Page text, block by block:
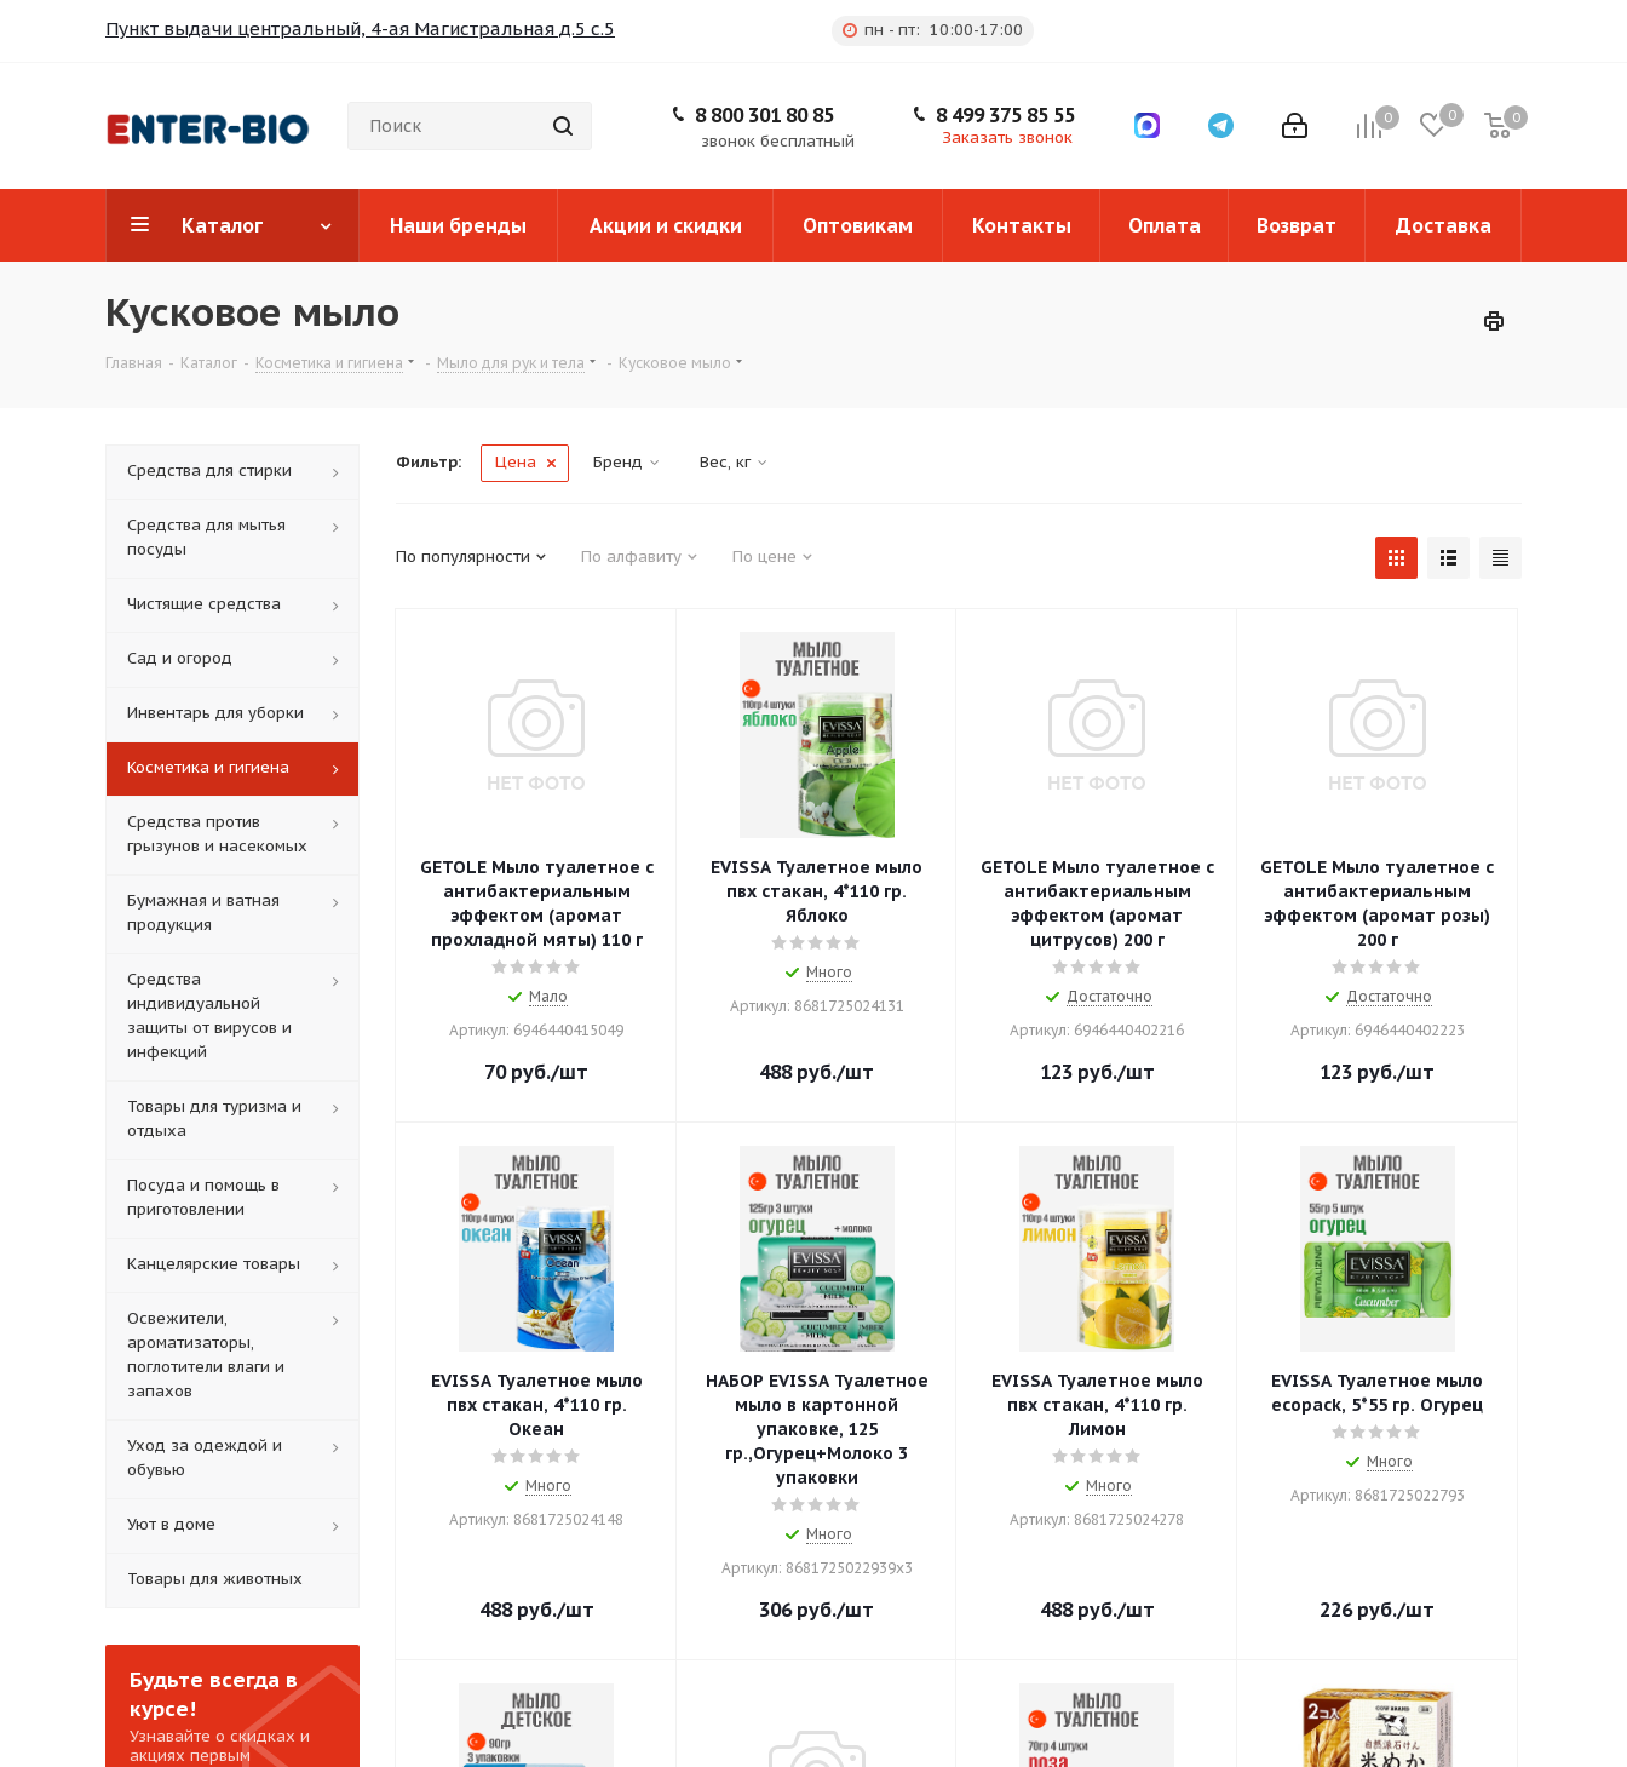
Пункт выдачи центральный, 4-ая Магистральная д.5 с.5 пн - пт: 10:00-17:00
0 0 0
0
8 800 301 80 85
звонок бесплатный
8 499 375 85 55
Заказать звонок
Каталог Наши бренды Акции и скидки Оптовикам Контакты Оплата Возврат Доставка
Кусковое мыло
Главная - Каталог - Косметика и гигиена - Мыло для рук и тела - Кусковое мыло
Фильтр: Цена Бренд Вес, кг
По популярности По алфавиту По цене
GETOLE Мыло туалетное с
антибактериальным
эффектом (аромат
прохладной мяты) 110 г
Мало
Артикул: 6946440415049
70руб./шт
EVISSA Туалетное мыло
пвх стакан, 4*110 гр.
Яблоко
Много
Артикул: 8681725024131
488руб./шт
GETOLE Мыло туалетное с
антибактериальным
эффектом (аромат
цитрусов) 200 г
Достаточно
Артикул: 6946440402216
123руб./шт
GETOLE Мыло туалетное с
антибактериальным
эффектом (аромат розы)
200 г
Достаточно
Артикул: 6946440402223
123 руб./шт
EVISSA Туалетное мыло
пвх стакан, 4*110 гр.
Океан
Много
Артикул: 8681725024148
488руб./шт
НАБОР EVISSA Туалетное
мыло в картонной
упаковке, 125
гр.,Огурец+Молоко 3
упаковки
Много
Артикул: 8681725022939x3
306руб./шт
EVISSA Туалетное мыло
пвх стакан, 4*110 гр.
Лимон
Много
Артикул: 8681725024278
488руб./шт
EVISSA Туалетное мыло
ecopack, 5*55 гр. Огурец
Много
Артикул: 8681725022793
226руб./шт
Средства для стирки
Средства для мытья
посуды
Чистящие средства
Сад и огород
Инвентарь для уборки
Косметика и гигиена
Средства против
грызунов и насекомых
Бумажная и ватная
продукция
Средства
индивидуальной
защиты от вирусов и
инфекций
Товары для туризма и
отдыха
Посуда и помощь в
приготовлении
Канцелярские товары
Освежители,
ароматизаторы,
поглотители влаги и
запахов
Уход за одеждой и
обувью
Уют в доме
Товары для животных
Будьте всегда в
курсе!
Узнавайте о скидках и
акциях первым